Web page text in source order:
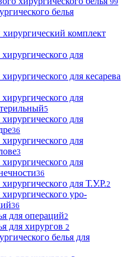
белья
комплект
для
для кесарева
для
5
для
36
для
3
для
36
для Т.У.Р.2
уро-
36
для операций2
для хирургов 2
белья для